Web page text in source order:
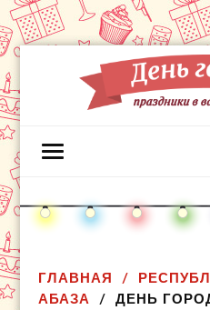
ГЛАВНАЯ
АБАЗА
ДЕНЬ